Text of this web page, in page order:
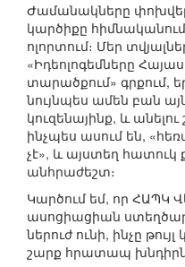
Ժամանակները փոխվել
կարծիքը
ոլորտում։ Մեր
«Իդեոլոգեմները
տարածքում» գրքում,
նույնպես ամեն բան
կուզենայինք, և
ինչպես ասում են,
չէ», և այստեղ հատուկ
անհրաժեշտ։
Կարծում եմ, որ ՀԱՊԿ
ասոցիացիան
ներուժ ունի, ինչը
շարք հրատապ